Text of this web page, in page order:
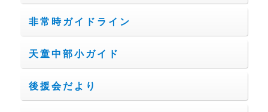
非常時ガイドライン
天童中部小ガイド
後援会だより